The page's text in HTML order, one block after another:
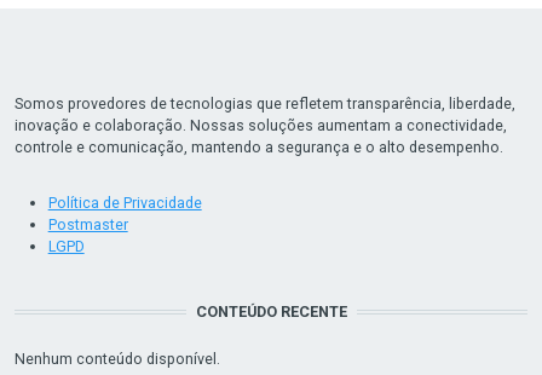
Somos provedores de tecnologias que refletem transparência, liberdade,
inovação e colaboração. Nossas soluções aumentam a conectividade,
controle e comunicação, mantendo a segurança e o alto desempenho.
Política de Privacidade
Postmaster
LGPD
CONTEÚDO RECENTE
Nenhum conteúdo disponível.